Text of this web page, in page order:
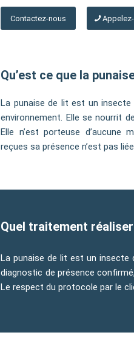
Contactez-nous
Qu’est ce que la
La punaise de lit est un
environnement. Elle se nourrit
Elle n’est porteuse d’aucune
reçues sa présence n’est pas
Quel traitement
La punaise de lit est un insecte
diagnostic de présence
Le respect du protocole par le